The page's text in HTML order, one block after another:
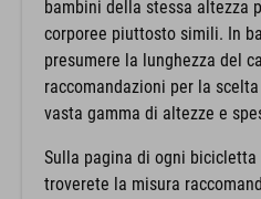
bambini della stessa altezza
corporee piuttosto simili. In
presumere la lunghezza del
raccomandazioni per la
vasta gamma di altezze e
Sulla pagina di ogni bicicletta
troverete la misura